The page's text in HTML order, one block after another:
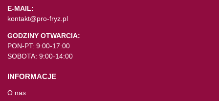
E-MAIL:
kontakt@pro-fryz.pl
GODZINY OTWARCIA:
PON-PT: 9:00-17:00
SOBOTA: 9:00-14:00
INFORMACJE
O nas